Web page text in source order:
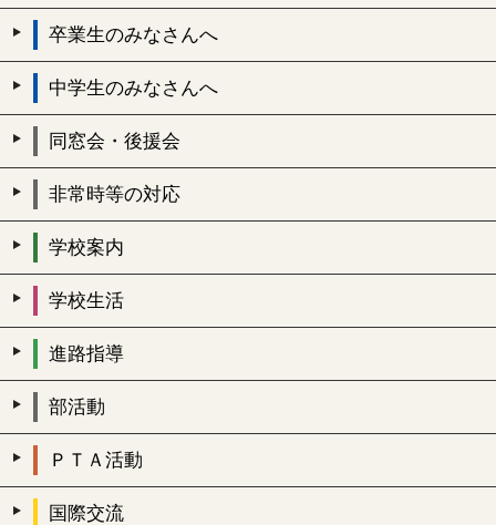
卒業生のみなさんへ
中学生のみなさんへ
同窓会・後援会
非常時等の対応
学校案内
学校生活
進路指導
部活動
ＰＴＡ活動
国際交流